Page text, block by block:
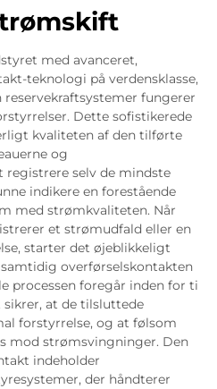
med avanceret,
teknologi på verdensklasse,
fungerer
Dette sofistikerede
kvaliteten af den tilførte
og
registrere selv de mindste
indikere en forestående
med strømkvaliteten. Når
et strømudfald eller en
starter det øjeblikkeligt
overførselskontakten
processen foregår inden for ti
at de tilsluttede
forstyrrelse, og at følsom
mod strømsvingninger. Den
indeholder
der håndterer